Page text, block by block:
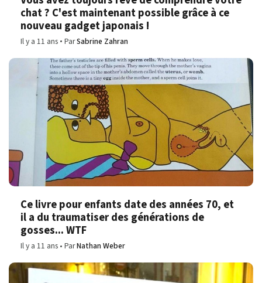
chat ? C'est maintenant possible grâce à ce
nouveau gadget japonais !
Il y a 11 ans ParSabrine Zahran
Ce livre pour enfants date des années 70, et
il a du traumatiser des générations de
gosses... WTF
Il y a 11 ans ParNathan Weber